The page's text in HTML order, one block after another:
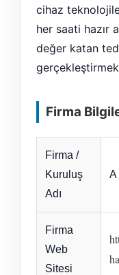
cihaz
her saati hazır
değer katan
Firma
Firma /
Kuruluş
Adı
A
Firma
Web
Sitesi